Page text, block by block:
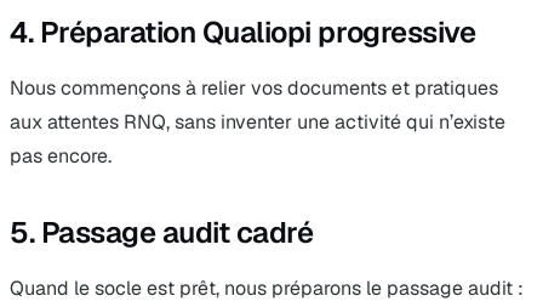
4. Préparation Qualiopi progressive
Nous commençons à relier vos documents et pratiques
aux attentes RNQ, sans inventer une activité qui n’existe
pas encore.
5. Passage audit cadré
Quand le socle est prêt, nous préparons le passage audit :